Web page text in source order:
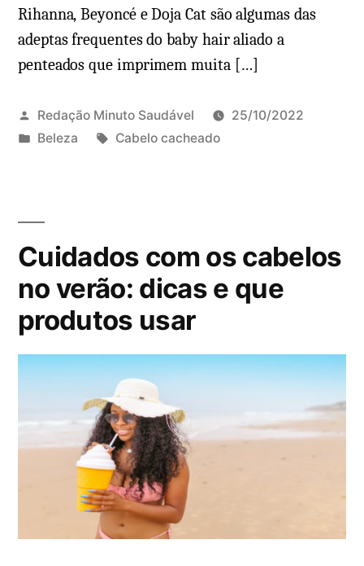
Rihanna, Beyoncé e Doja Cat são algumas das
adeptas frequentes do baby hair aliado a
penteados que imprimem muita […]
Redação Minuto Saudável
25/10/2022
P
i
c
d
o
Beleza
T
Cabelo cacheado
Cuidados com os cabelos
no verão: dicas e que
produtos usar